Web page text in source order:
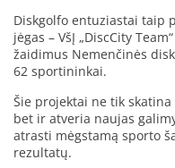
Diskgolfo entuziastai taip
jėgas – VšĮ „DiscCity
žaidimus Nemenčinės
62 sportininkai.
Šie projektai ne tik
bet ir atveria naujas
atrasti mėgstamą sporto
rezultatų.